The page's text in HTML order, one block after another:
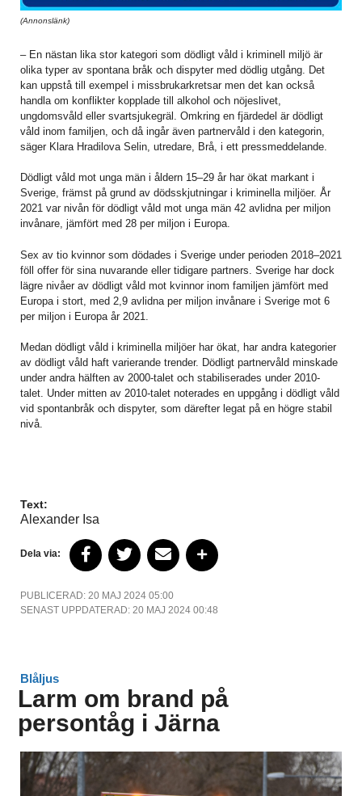
(Annonslänk)
– En nästan lika stor kategori som dödligt våld i kriminell miljö är
olika typer av spontana bråk och dispyter med dödlig utgång. Det
kan uppstå till exempel i missbrukarkretsar men det kan också
handla om konflikter kopplade till alkohol och nöjeslivet,
ungdomsvåld eller svartsjukegräl. Omkring en fjärdedel är dödligt
våld inom familjen, och då ingår även partnervåld i den kategorin,
säger Klara Hradilova Selin, utredare, Brå, i ett pressmeddelande.
Dödligt våld mot unga män i åldern 15–29 år har ökat markant i
Sverige, främst på grund av dödsskjutningar i kriminella miljöer. År
2021 var nivån för dödligt våld mot unga män 42 avlidna per miljon
invånare, jämfört med 28 per miljon i Europa.
Sex av tio kvinnor som dödades i Sverige under perioden 2018–2021
föll offer för sina nuvarande eller tidigare partners. Sverige har dock
lägre nivåer av dödligt våld mot kvinnor inom familjen jämfört med
Europa i stort, med 2,9 avlidna per miljon invånare i Sverige mot 6
per miljon i Europa år 2021.
Medan dödligt våld i kriminella miljöer har ökat, har andra kategorier
av dödligt våld haft varierande trender. Dödligt partnervåld minskade
under andra hälften av 2000-talet och stabiliserades under 2010-
talet. Under mitten av 2010-talet noterades en uppgång i dödligt våld
vid spontanbråk och dispyter, som därefter legat på en högre stabil
nivå.
Text:
Alexander Isa
Dela via:
PUBLICERAD: 20 MAJ 2024 05:00
SENAST UPPDATERAD: 20 MAJ 2024 00:48
Blåljus
Larm om brand på
persontåg i Järna